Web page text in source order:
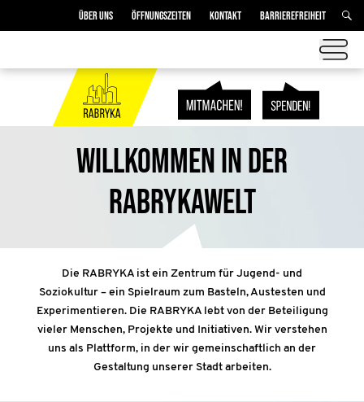
ÜBER UNS ÖFFNUNGSZEITEN KONTAKT BARRIEREFREIHEIT
Willkommen in der
Rabrykawelt
Die RABRYKA ist ein Zentrum für Jugend- und
Soziokultur – ein Spielraum zum Basteln, Austesten und
Experimentieren. Die RABRYKA lebt von der Beteiligung
vieler Menschen, Projekte und Initiativen. Wir verstehen
uns als Plattform, in der wir gemeinschaftlich an der
Gestaltung unserer Stadt arbeiten.